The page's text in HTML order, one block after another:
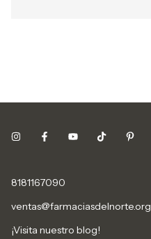
8181167090
ventas@farmaciasdelnorte.org
¡Visita nuestro blog!